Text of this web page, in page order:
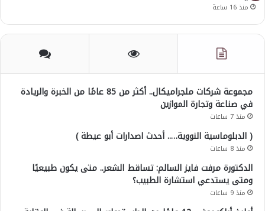
منذ 16 ساعة
مجموعة شركات ملجراميكال.. أكثر من 85 عامًا من الخبرة والريادة
في صناعة وتجارة الموازين
منذ 7 ساعات
( الدبلوماسية النووية….. أحدث اصدارات أبو عيطة )
منذ 8 ساعات
الدكتورة مرفت فايز السالم: تساقط الشعر.. متى يكون طبيعيًا
ومتى يستدعي استشارة الطبيب؟
منذ 9 ساعات